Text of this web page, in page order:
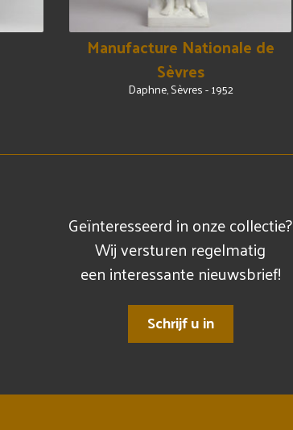
Manufacture Nationale de
Sèvres
Daphne, Sèvres - 1952
Geïnteresseerd in onze collectie?
Wij versturen regelmatig
een interessante nieuwsbrief!
Schrijf u in